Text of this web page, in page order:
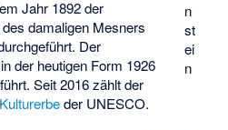
n
st
ei
n
Jahr 1892 der
damaligen Mesners
Der
der heutigen Form 1926
Seit 2016 zählt der
der UNESCO.